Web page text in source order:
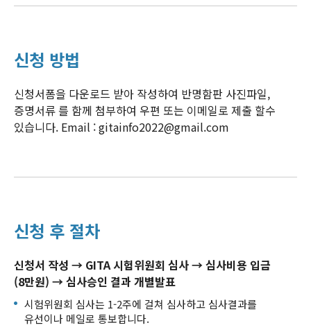
신청 방법
신청서폼을 다운로드 받아 작성하여 반명함판 사진파일,
증명서류 를 함께 첨부하여 우편 또는 이메일로 제출 할수
있습니다. Email : gitainfo2022@gmail.com
신청 후 절차
신청서 작성 → GITA 시험위원회 심사 → 심사비용 입금
(8만원) → 심사승인 결과 개별발표
시험위원회 심사는 1-2주에 걸쳐 심사하고 심사결과를
유선이나 메일로 통보합니다.